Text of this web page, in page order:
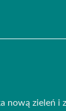
nową zieleń